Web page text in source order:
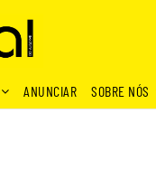
ANUNCIAR SOBRE NÓS